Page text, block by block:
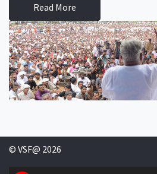
Read More
© VSF@ 2026